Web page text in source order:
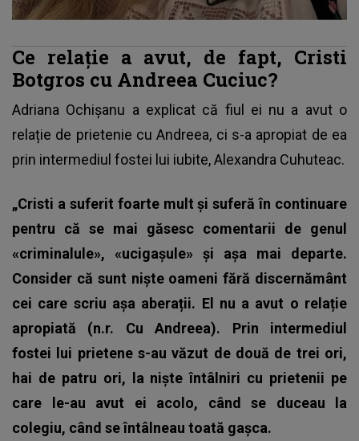
Ce relație a avut, de fapt, Cristi
Botgros cu Andreea Cuciuc?
Adriana Ochișanu a explicat că fiul ei nu a avut o
relație de prietenie cu Andreea, ci s-a apropiat de ea
prin intermediul fostei lui iubite, Alexandra Cuhuteac.
„Cristi a suferit foarte mult și suferă în continuare
pentru că se mai găsesc comentarii de genul
«criminalule», «ucigașule» și așa mai departe.
Consider că sunt niște oameni fără discernământ
cei care scriu așa aberații. El nu a avut o relație
apropiată (n.r. Cu Andreea). Prin intermediul
fostei lui prietene s-au văzut de două de trei ori,
hai de patru ori, la niște întâlniri cu prietenii pe
care le-au avut ei acolo, când se duceau la
colegiu, când se întâlneau toată gașca.